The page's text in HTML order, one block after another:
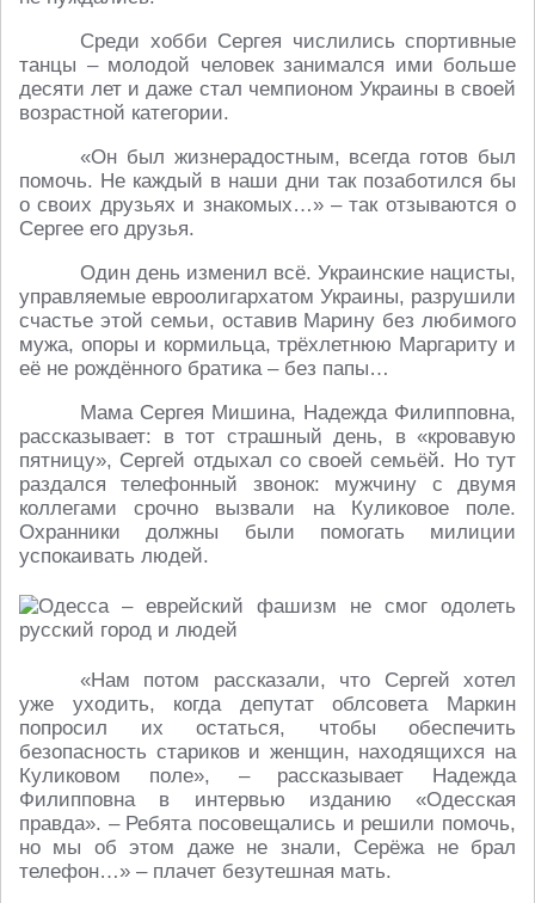
Среди хобби Сергея числились спортивные
танцы – молодой человек занимался ими больше
десяти лет и даже стал чемпионом Украины в своей
возрастной категории.
«Он был жизнерадостным, всегда готов был
помочь. Не каждый в наши дни так позаботился бы
о своих друзьях и знакомых…» – так отзываются о
Сергее его друзья.
Один день изменил всё. Украинские нацисты,
управляемые евроолигархатом Украины, разрушили
счастье этой семьи, оставив Марину без любимого
мужа, опоры и кормильца, трёхлетнюю Маргариту и
её не рождённого братика – без папы…
Мама Сергея Мишина, Надежда Филипповна,
рассказывает: в тот страшный день, в «кровавую
пятницу», Сергей отдыхал со своей семьёй. Но тут
раздался телефонный звонок: мужчину с двумя
коллегами срочно вызвали на Куликовое поле.
Охранники должны были помогать милиции
успокаивать людей.
«Нам потом рассказали, что Сергей хотел
уже уходить, когда депутат облсовета Маркин
попросил их остаться, чтобы обеспечить
безопасность стариков и женщин, находящихся на
Куликовом поле», – рассказывает Надежда
Филипповна в интервью изданию «Одесская
правда». – Ребята посовещались и решили помочь,
но мы об этом даже не знали, Серёжа не брал
телефон…» – плачет безутешная мать.